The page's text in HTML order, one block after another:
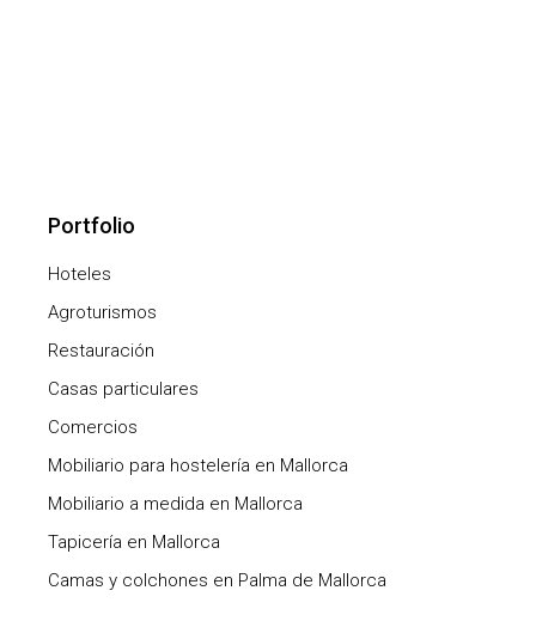
Portfolio
Hoteles
Agroturismos
Restauración
Casas particulares
Comercios
Mobiliario para hostelería en Mallorca
Mobiliario a medida en Mallorca
Tapicería en Mallorca
Camas y colchones en Palma de Mallorca